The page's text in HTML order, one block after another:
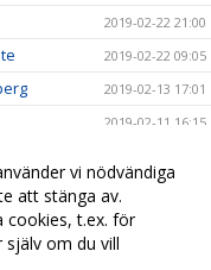
2019-02-22 21:00
2019-02-22 09:05
2019-02-13 17:01
2019-02-11 16:15
2019-02-08 09:21
2019-02-07 10:00
2019-02-01 15:35
vi nödvändiga
att stänga av.
cookies, t.ex. för
om du vill